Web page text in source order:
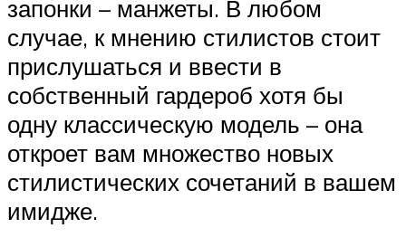
запонки – манжеты. В любом
случае, к мнению стилистов стоит
прислушаться и ввести в
собственный гардероб хотя бы
одну классическую модель – она
откроет вам множество новых
стилистических сочетаний в вашем
имидже.